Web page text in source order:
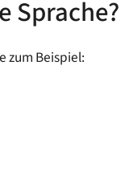
Sprache?
zum Beispiel: